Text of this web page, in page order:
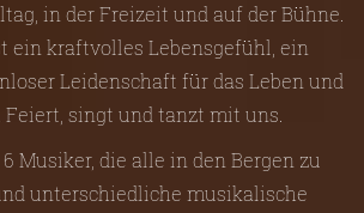
in der Freizeit und auf der Bühne.
ein kraftvolles Lebensgefühl, ein
Leidenschaft für das Leben und
Feiert, singt und tanzt mit uns.
Musiker, die alle in den Bergen zu
unterschiedliche musikalische